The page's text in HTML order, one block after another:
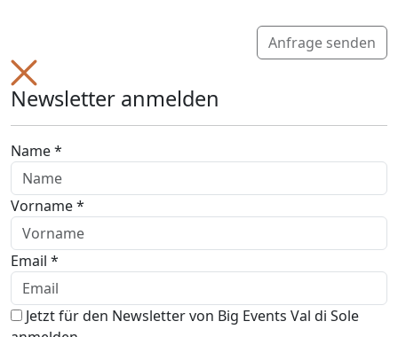
Anfrage senden
Newsletter anmelden
Name *
Vorname *
Email *
Jetzt für den Newsletter von Big Events Val di Sole